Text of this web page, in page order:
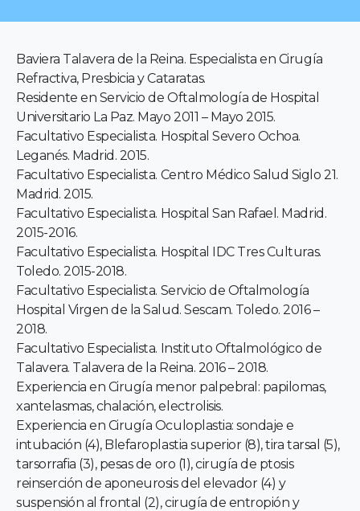
Baviera Talavera de la Reina. Especialista en Cirugía
Refractiva, Presbicia y Cataratas.
Residente en Servicio de Oftalmología de Hospital
Universitario La Paz. Mayo 2011 – Mayo 2015.
Facultativo Especialista. Hospital Severo Ochoa.
Leganés. Madrid. 2015.
Facultativo Especialista. Centro Médico Salud Siglo 21.
Madrid. 2015.
Facultativo Especialista. Hospital San Rafael. Madrid.
2015-2016.
Facultativo Especialista. Hospital IDC Tres Culturas.
Toledo. 2015-2018.
Facultativo Especialista. Servicio de Oftalmología
Hospital Virgen de la Salud. Sescam. Toledo. 2016 –
2018.
Facultativo Especialista. Instituto Oftalmológico de
Talavera. Talavera de la Reina. 2016 – 2018.
Experiencia en Cirugía menor palpebral: papilomas,
xantelasmas, chalación, electrolisis.
Experiencia en Cirugía Oculoplastia: sondaje e
intubación (4), Blefaroplastia superior (8), tira tarsal (5),
tarsorrafia (3), pesas de oro (1), cirugía de ptosis
reinserción de aponeurosis del elevador (4) y
suspensión al frontal (2), cirugía de entropión y